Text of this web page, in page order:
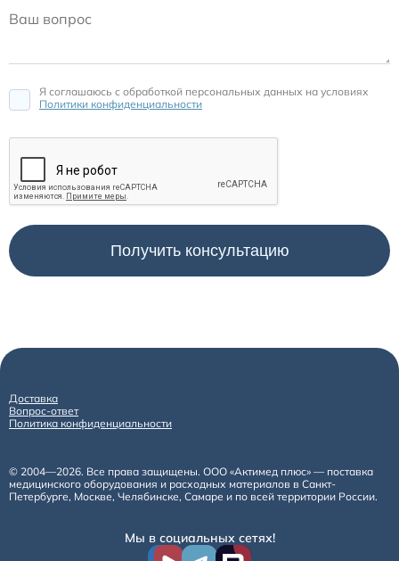
Я соглашаюсь c обработкой персональных данных на условиях
Политики конфиденциальности
Доставка
Вопрос-ответ
Политика конфиденциальности
© 2004—2026. Все права защищены. ООО «Актимед плюс» — поставка
медицинского оборудования и расходных материалов в Санкт-
Петербурге, Москве, Челябинске, Самаре и по всей территории России.
Мы в социальных сетях!